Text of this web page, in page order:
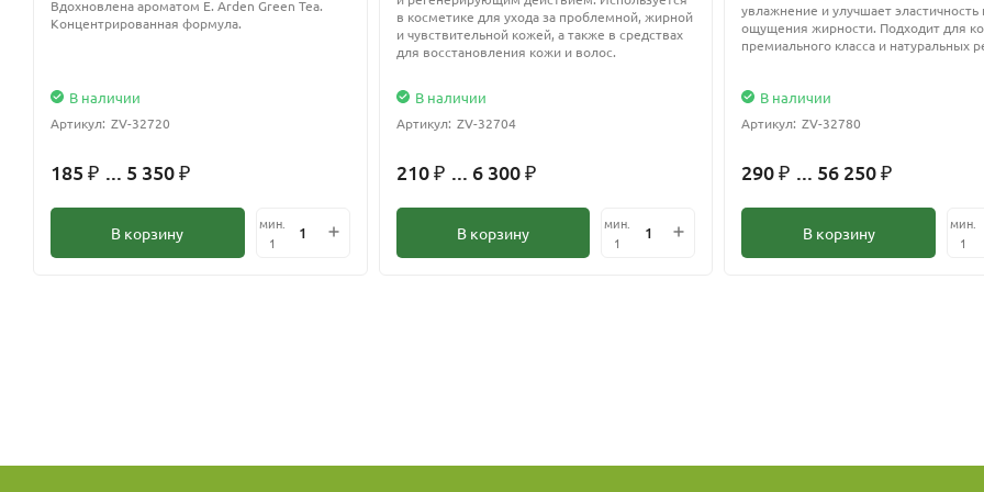
Вдохновлена ароматом E. Arden Green Tea.
Концентрированная формула.
В наличии
Артикул: ZV-32720
185 ₽ ... 5 350 ₽
В корзину
мин.
1
в косметике для ухода за проблемной, жирной
и чувствительной кожей, а также в средствах
для восстановления кожи и волос.
В наличии
Артикул: ZV-32704
210 ₽ ... 6 300 ₽
В корзину
мин.
1
увлажнение и улучшает
ощущения жирности. Подходит для
премиального класса и натуральных
В наличии
Артикул: ZV-32780
290₽ ... 56 250₽
В корзину
мин.
1